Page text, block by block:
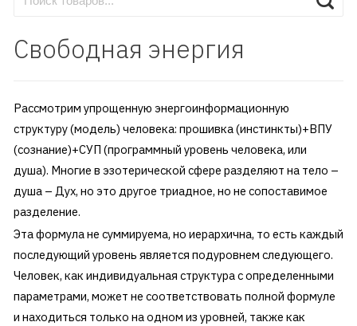
Свободная энергия
Рассмотрим упрощенную энергоинформационную
структуру (модель) человека: прошивка (инстинкты)+ВПУ
(сознание)+СУП (программный уровень человека, или
душа). Многие в эзотерической сфере разделяют на тело –
душа – Дух, но это другое триадное, но не сопоставимое
разделение.
Эта формула не суммируема, но иерархична, то есть каждый
последующий уровень является подуровнем следующего.
Человек, как индивидуальная структура с определенными
параметрами, может не соответствовать полной формуле
и находиться только на одном из уровней, также как